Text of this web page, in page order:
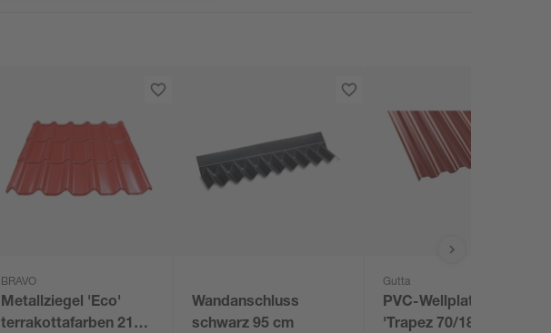
BRAVO
Metallziegel 'Eco'
terrakottafarben 214
Wandanschluss
schwarz 95 cm
Gutta
PVC-Wellplatte
'Trapez 70/18' rot 200